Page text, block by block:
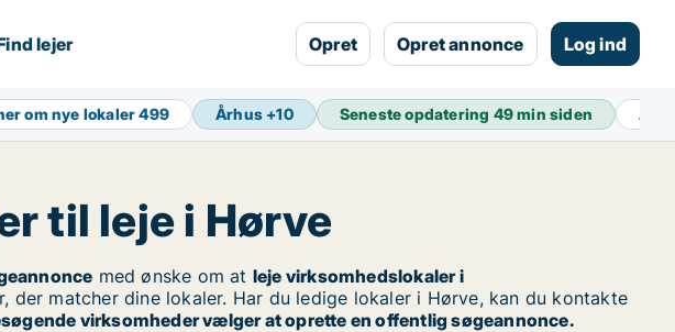
lejer Opret Opret annonce Log ind
om nye lokaler499 Århus +10 Seneste opdatering 49 min siden
til leje i Hørve
med ønske om at leje virksomhedslokaler i
matcher dine lokaler. Har du ledige lokaler i Hørve, kan du kontakte
virksomheder vælger at oprette en offentlig søgeannonce.